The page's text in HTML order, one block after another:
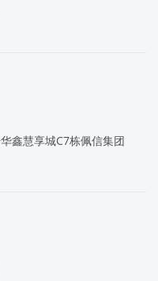
鑫慧享城C7栋佩信集团